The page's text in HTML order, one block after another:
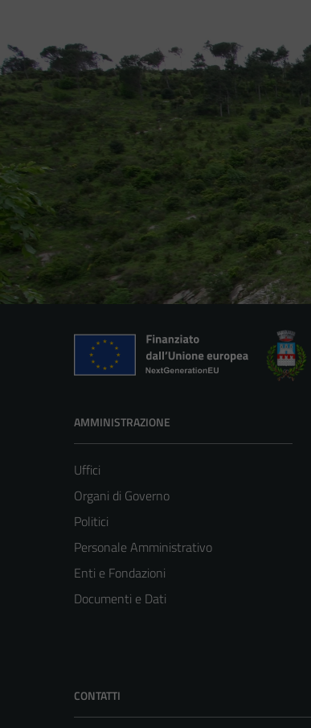
AMMINISTRAZIONE
Uffici
Organi di Governo
Politici
Personale Amministrativo
Enti e Fondazioni
Documenti e Dati
CONTATTI